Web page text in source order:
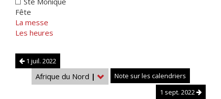
Fête
La messe
Les heures
1 juil. 2022
Afrique du Nord |
Note sur les calendriers
1 sept. 2022